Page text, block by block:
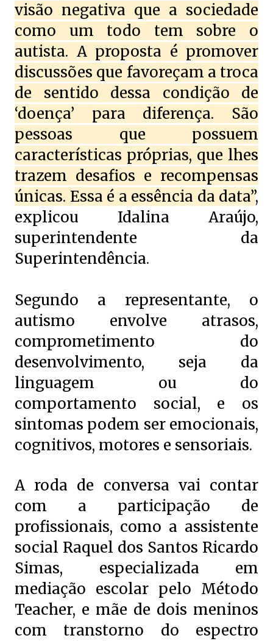
visão negativa que a sociedade
como um todo tem sobre o
autista. A proposta é promover
discussões que favoreçam a troca
de sentido dessa condição de
‘doença’ para diferença. São
pessoas que possuem
características próprias, que lhes
trazem desafios e recompensas
únicas. Essa é a essência da data”,
explicou Idalina Araújo,
superintendente da
Superintendência.
Segundo a representante, o
autismo envolve atrasos,
comprometimento do
desenvolvimento, seja da
linguagem ou do
comportamento social, e os
sintomas podem ser emocionais,
cognitivos, motores e sensoriais.
A roda de conversa vai contar
com a participação de
profissionais, como a assistente
social Raquel dos Santos Ricardo
Simas, especializada em
mediação escolar pelo Método
Teacher, e mãe de dois meninos
com transtorno do espectro